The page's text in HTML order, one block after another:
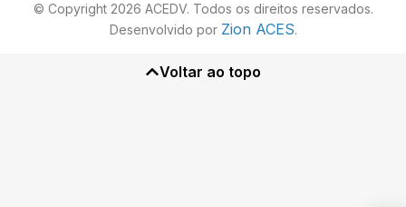
© Copyright 2026 ACEDV. Todos os direitos reservados.
Desenvolvido por Zion ACES.
Voltar ao topo